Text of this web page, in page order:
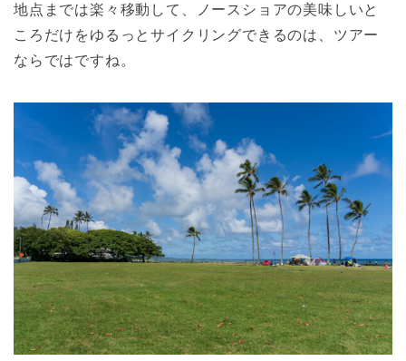
地点までは楽々移動して、ノースショアの美味しいと
ころだけをゆるっとサイクリングできるのは、ツアー
ならではですね。